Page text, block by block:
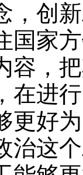
创新
国家
容，
在进
更好
治这